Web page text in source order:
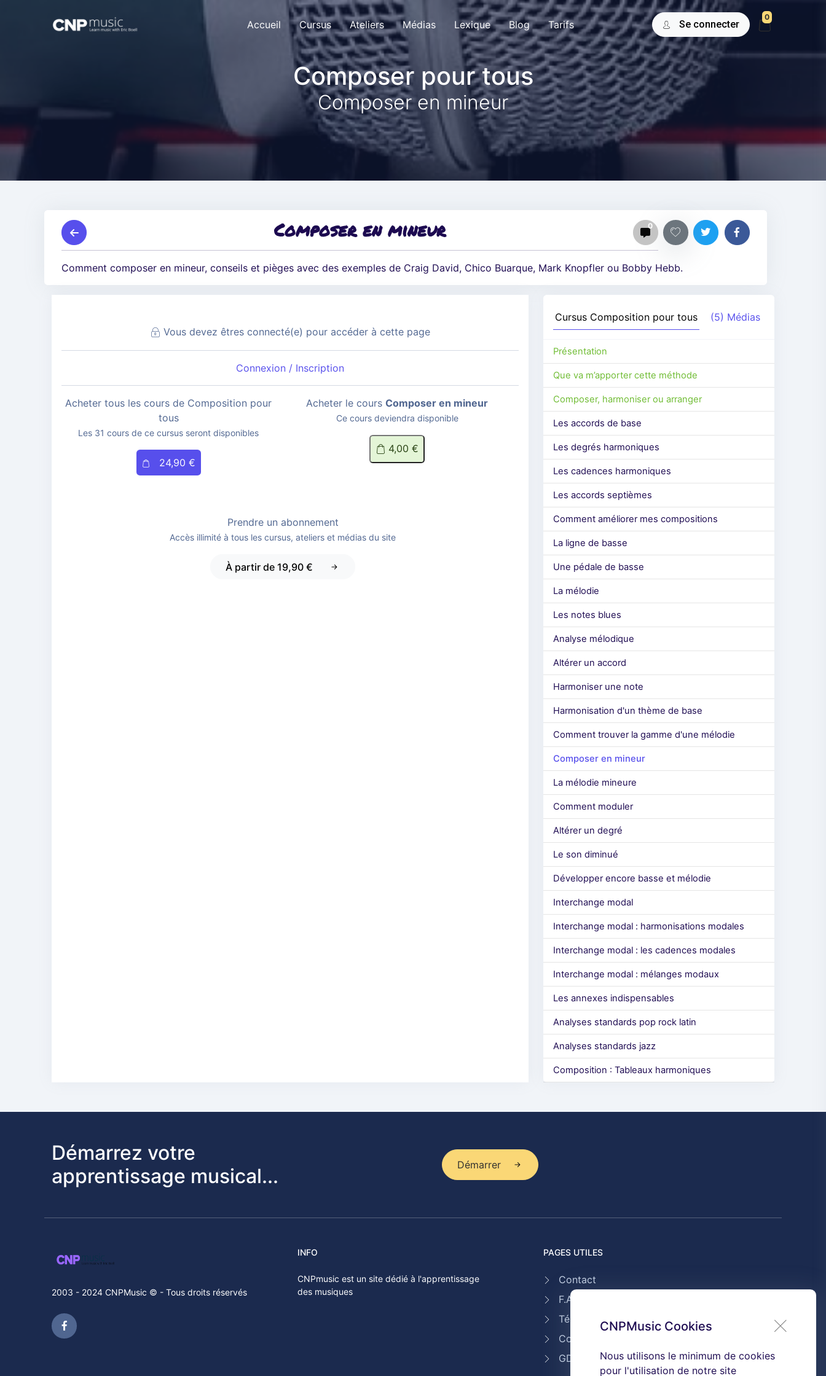
Accueil Cursus Ateliers Médias Lexique Blog Tarifs Se connecter
0
Composer pour tous
Composer en mineur
0
Composer en mineur
Comment composer en mineur, conseils et pièges avec des exemples de Craig David, Chico Buarque, Mark Knopfler ou Bobby Hebb.
Vous devez êtres connecté(e) pour accéder à cette page
Connexion / Inscription
Acheter tous les cours de Composition pour
tous
Les 31 cours de ce cursus seront disponibles
24,90 €
Acheter le cours Composer en mineur
Ce cours deviendra disponible
4,00 €
Prendre un abonnement
Accès illimité à tous les cursus, ateliers et médias du site
À partir de 19,90 €
Cursus Composition pour tous (5) Médias
Présentation
Que va m’apporter cette méthode
Composer, harmoniser ou arranger
Les accords de base
Les degrés harmoniques
Les cadences harmoniques
Les accords septièmes
Comment améliorer mes compositions
La ligne de basse
Une pédale de basse
La mélodie
Les notes blues
Analyse mélodique
Altérer un accord
Harmoniser une note
Harmonisation d'un thème de base
Comment trouver la gamme d'une mélodie
Composer en mineur
La mélodie mineure
Comment moduler
Altérer un degré
Le son diminué
Développer encore basse et mélodie
Interchange modal
Interchange modal : harmonisations modales
Interchange modal : les cadences modales
Interchange modal : mélanges modaux
Les annexes indispensables
Analyses standards pop rock latin
Analyses standards jazz
Composition : Tableaux harmoniques
CNPMusic Cookies
Nous utilisons le minimum de cookies
pour l'utilisation de notre site
Démarrez votre
apprentissage musical...
Démarrer
2003 - 2024 CNPMusic © - Tous droits réservés
INFO
CNPmusic est un site dédié à l'apprentissage
des musiques
PAGES UTILES
Contact
F.A.Q
Témoignages
Conditions générales de ventes
GDPR & Cookies